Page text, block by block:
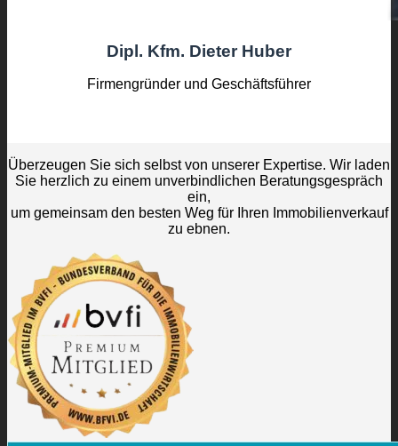
Dipl. Kfm. Dieter Huber
Firmengründer und Geschäftsführer
Überzeugen Sie sich selbst von unserer Expertise. Wir laden
Sie herzlich zu einem unverbindlichen Beratungsgespräch
ein,
um gemeinsam den besten Weg für Ihren Immobilienverkauf
zu ebnen.